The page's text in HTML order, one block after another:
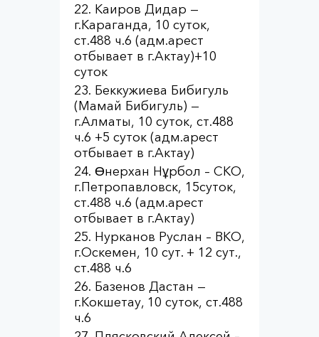
Каиров Дидар —
г.Караганда, 10 суток,
ст.488 ч.6 (адм.арест
отбывает в г.Актау)+10
суток
Беккужиева Бибигуль
(Мамай Бибигуль) —
г.Алматы, 10 суток, ст.488
ч.6 +5 суток (адм.арест
отбывает в г.Актау)
Өнерхан Нұрбол – СКО,
г.Петропавловск, 15суток,
ст.488 ч.6 (адм.арест
отбывает в г.Актау)
Нурканов Руслан – ВКО,
г.Оскемен, 10 сут. + 12 сут.,
ст.488 ч.6
Базенов Дастан —
г.Кокшетау, 10 суток, ст.488
ч.6